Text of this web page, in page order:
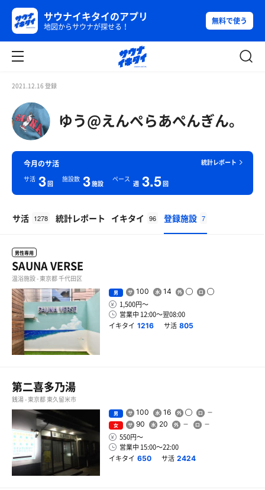
サウナイキタイのアプリ
地図からサウナが探せる！
無料で使う
2021.12.16 登録
ゆう@えんぺらあぺんぎん。
統計レポート
今月のサ活
サ活 3回
施設数 3施設
ペース
週 3.5回
サ活 1278 統計レポート イキタイ 96 登録施設 7
男性専用
SAUNA VERSE
温浴施設 - 東京都 千代田区
男 100 14
1,500円〜
営業中 12:00〜翌08:00
イキタイ 1216 サ活 805
第二喜多乃湯
銭湯 - 東京都 東久留米市
男 100 16
女 90 20
550円〜
営業中 15:00〜22:00
イキタイ 650 サ活 2424